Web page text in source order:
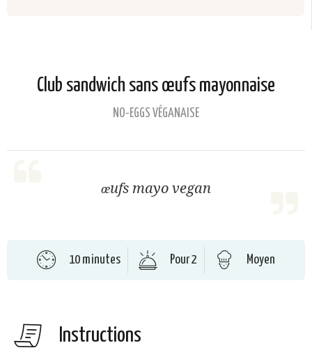
Club sandwich sans œufs mayonnaise
NO-EGGS VÉGANAISE
œufs mayo vegan
10 minutes Pour 2 Moyen
Instructions